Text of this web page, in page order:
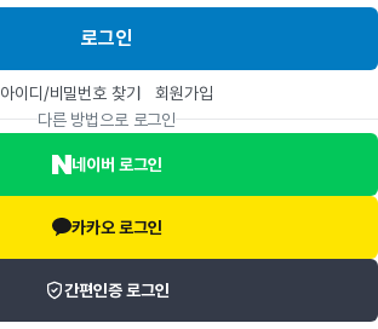
로그인
아이디/비밀번호 찾기
회원가입
다른 방법으로 로그인
네이버 로그인
카카오 로그인
간편인증 로그인